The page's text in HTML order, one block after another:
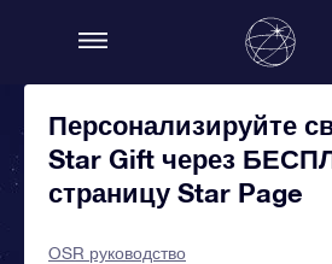
Персонализируйте
Star Gift через
страницу Star Page
OSR руководство